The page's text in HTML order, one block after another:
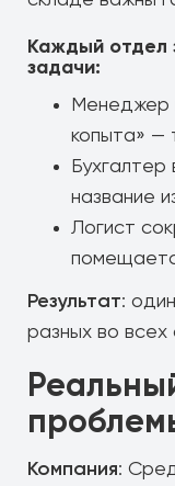
Каждый отдел
задачи:
Менеджер
копыта» —
название
Логист
Результат:
разных во всех
Компания: